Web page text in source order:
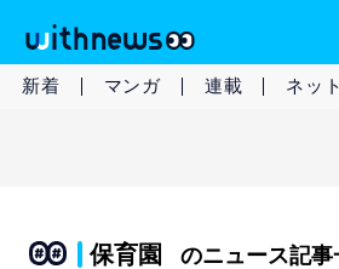
新着 マンガ 連載 ネッ
保育園 のニュース記事